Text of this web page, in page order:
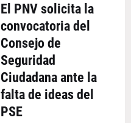
El PNV solicita la
convocatoria del
Consejo de
Seguridad
Ciudadana ante la
falta de ideas del
PSE